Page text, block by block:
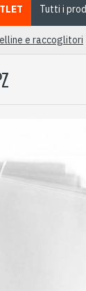
Tutti i
e raccoglitori